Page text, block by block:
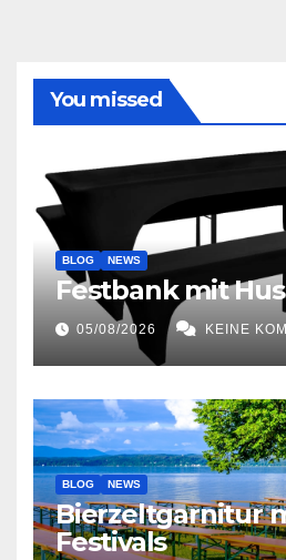
You missed
BLOG NEWS
Festbank mit
05/08/2026 KEINE
BLOG NEWS
Bierzeltgarnitur
Festivals